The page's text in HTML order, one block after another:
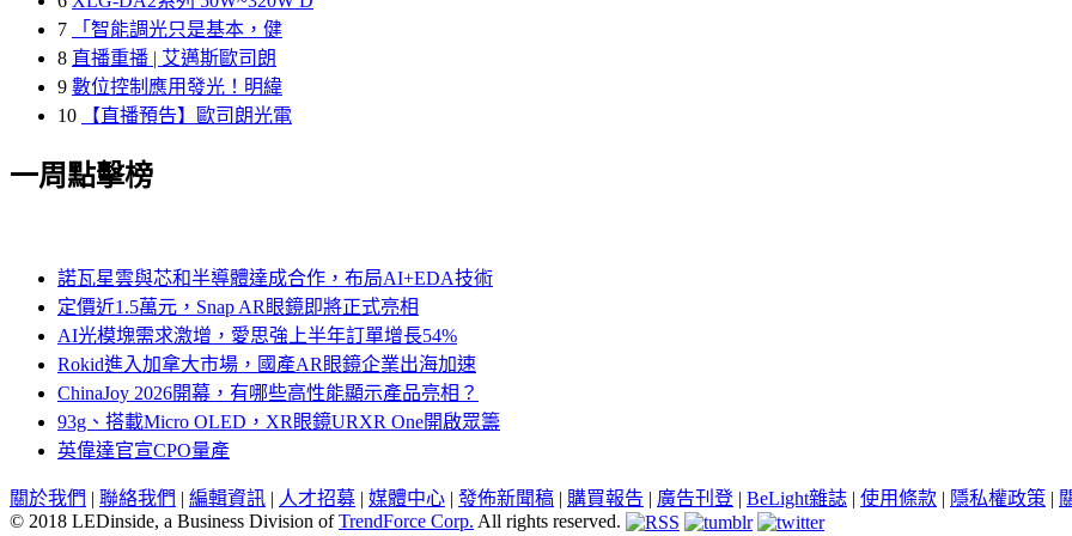
7
「智能調光只是基本，健
8 直播重播 | 艾邁斯歐司朗
9 數位控制應用發光！明緯
10
【直播預告】歐司朗光電
一周點擊榜
諾瓦星雲與芯和半導體達成合作，布局AI+EDA技術
定價近1.5萬元，Snap AR眼鏡即將正式亮相
AI光模塊需求激增，愛思強上半年訂單增長54%
Rokid進入加拿大市場，國產AR眼鏡企業出海加速
ChinaJoy 2026開幕，有哪些高性能顯示產品亮相？
93g、搭載Micro OLED，XR眼鏡URXR One開啟眾籌
英偉達官宣CPO量產
關於我們 | 聯絡我們 | 編輯資訊 | 人才招募 | 媒體中心 | 發佈新聞稿 | 購買報告 | 廣告刊登 | BeLight雜誌 | 使用條款 | 隱私權政策 |
© 2018 LEDinside, a Business Division ofTrendForce Corp. All rights reserved.